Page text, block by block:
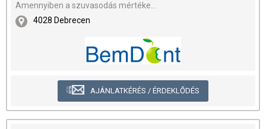
Amennyiben a szuvasodás mértéke...
4028 Debrecen
AJÁNLATKÉRÉS / ÉRDEKLŐDÉS